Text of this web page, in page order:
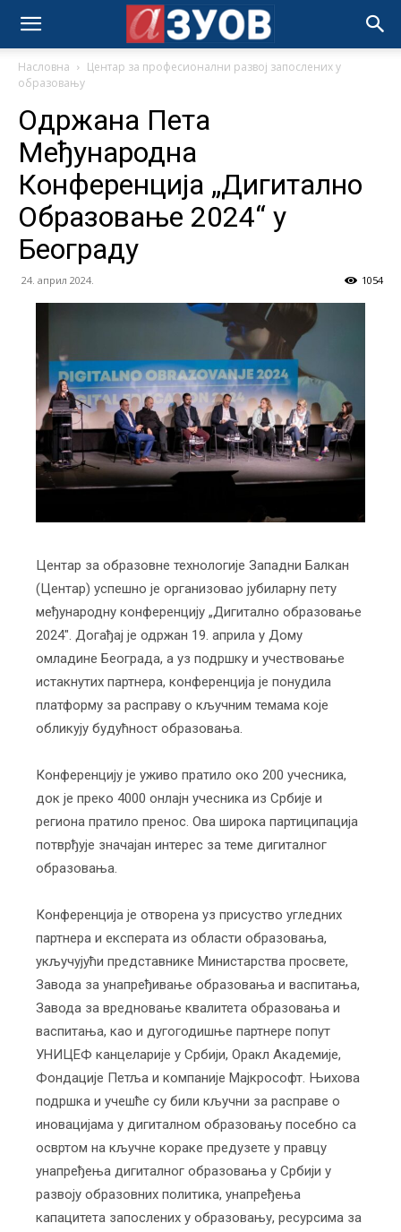
Насловна
Центар за професионални развој запослених у
образовању
Одржана Пета
Међународна
Конференција „Дигитално
Образовање 2024“ у
Београду
24. април 2024. 1054
Центар за образовне технологије Западни Балкан
(Центар) успешно је организовао јубиларну пету
међународну конференцију „Дигитално образовање
2024″. Догађај је одржан 19. априла у Дому
омладине Београда, а уз подршку и учествовање
истакнутих партнера, конференција је понудила
платформу за расправу о кључним темама које
обликују будућност образовања.
Конференцију је уживо пратило око 200 учесника,
док је преко 4000 онлајн учесника из Србије и
региона пратило пренос. Ова широка партиципација
потврђује значајан интерес за теме дигиталног
образовања.
Конференција је отворена уз присуство угледних
партнера и експерата из области образовања,
укључујући представнике Министарства просвете,
Завода за унапређивање образовања и васпитања,
Завода за вредновање квалитета образовања и
васпитања, као и дугогодишње партнере попут
УНИЦЕФ канцеларије у Србији, Оракл Академије,
Фондације Петља и компаније Мајкрософт. Њихова
подршка и учешће су били кључни за расправе о
иновацијама у дигиталном образовању посебно са
освртом на кључне кораке предузете у правцу
унапређења дигиталног образовања у Србији у
развоју образовних политика, унапређења
капацитета запослених у образовању, ресурсима за